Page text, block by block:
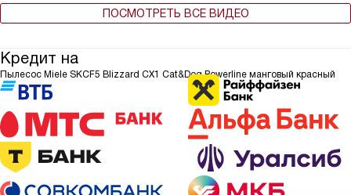
ПОСМОТРЕТЬ ВСЕ ВИДЕО
Кредит на
Пылесос Miele SKCF5 Blizzard CX1 Cat&Dog Powerline манговый красный